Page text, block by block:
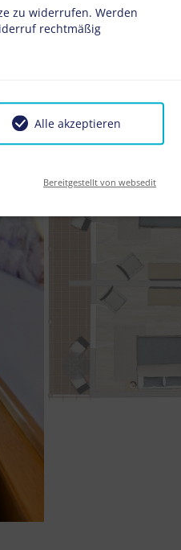
zu widerrufen. Werden
rechtmäßig
Alle akzeptieren
Bereitgestellt von websedit